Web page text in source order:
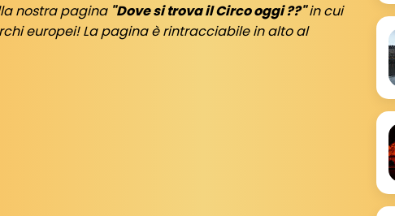
nostra pagina "Dove si trova il Circo oggi ??"in cui
europei! La pagina è rintracciabile in alto al